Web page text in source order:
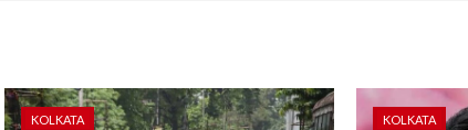
KOLKATA KOLKATA